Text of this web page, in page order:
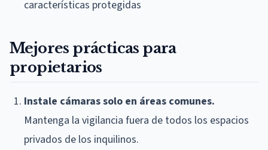
características protegidas
Mejores prácticas para
propietarios
Instale cámaras solo en áreas comunes.
Mantenga la vigilancia fuera de todos los espacios
privados de los inquilinos.